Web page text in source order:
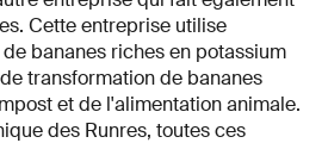
Cette entreprise utilise
bananes riches en potassium
transformation de bananes
et de l'alimentation animale.
des Runres, toutes ces